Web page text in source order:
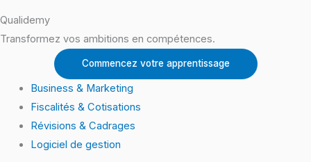
Qualidemy
Transformez vos ambitions en compétences.
Commencez votre apprentissage
Business & Marketing
Fiscalités & Cotisations
Révisions & Cadrages
Logiciel de gestion